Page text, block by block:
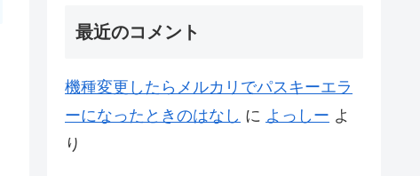
最近のコメント
機種変更したらメルカリでパスキーエラ
ーになったときのはなし に よっしー よ
り